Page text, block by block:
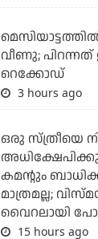
വീണു; പിറന്നത്
റെക്കോഡ്
3 hours ago
ഒരു സ്ത്രീയെ
കമന്റും
മാത്രമല്ല;
വൈറലായി
15 hours ago